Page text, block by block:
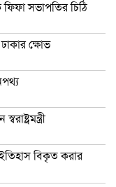
ফিফা সভাপতির চিঠি
ঢাকার ক্ষোভ
ইতিহাস বিকৃত করার